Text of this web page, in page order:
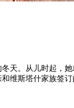
天。从儿时起，
维斯塔什家族签